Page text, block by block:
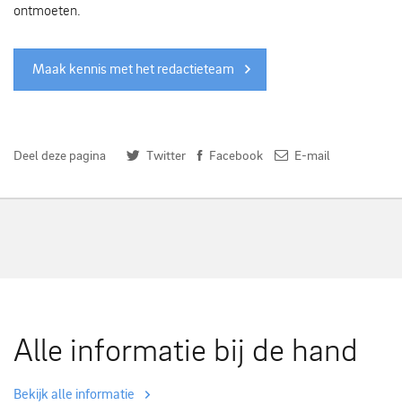
ontmoeten.
Maak kennis met het redactieteam
Deel deze pagina Twitter Facebook E-mail
Alle informatie bij de hand
Bekijk alle informatie